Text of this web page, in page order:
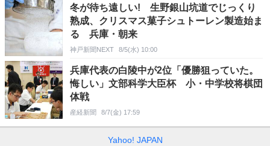
冬が待ち遠しい! 生野銀山坑道でじっくり
熟成、クリスマス菓子シュトーレン製造始ま
る 兵庫・朝来
神戸新聞NEXT 8/5(水) 10:00
兵庫代表の白陵中が2位「優勝狙っていた。
悔しい」文部科学大臣杯 小・中学校将棋団
体戦
産経新聞 8/7(金) 17:59
Yahoo! JAPAN